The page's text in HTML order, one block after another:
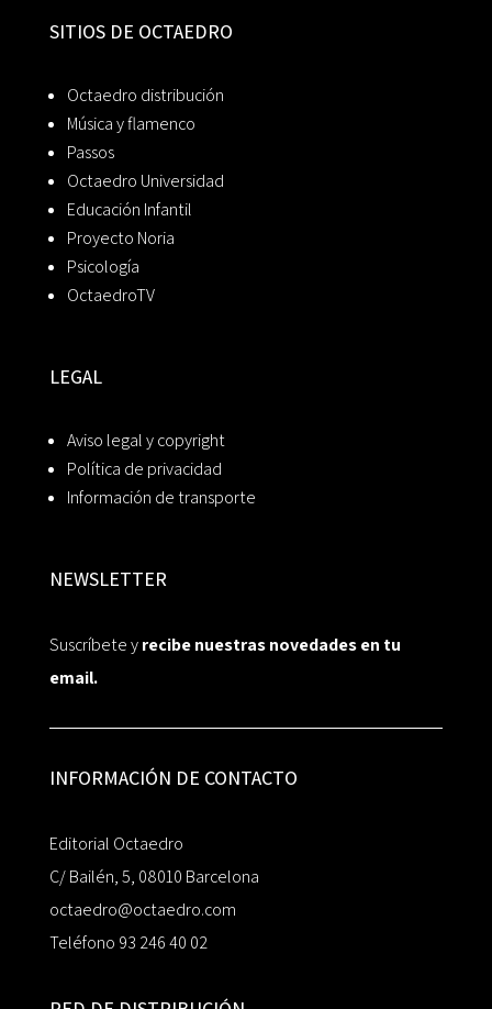
SITIOS DE OCTAEDRO
Octaedro distribución
Música y flamenco
Passos
Octaedro Universidad
Educación Infantil
Proyecto Noria
Psicología
OctaedroTV
LEGAL
Aviso legal y copyright
Política de privacidad
Información de transporte
NEWSLETTER
Suscríbete yrecibe nuestras novedades en tu
email.
INFORMACIÓN DE CONTACTO
Editorial Octaedro
C/ Bailén, 5, 08010 Barcelona
octaedro@octaedro.com
Teléfono 93 246 40 02